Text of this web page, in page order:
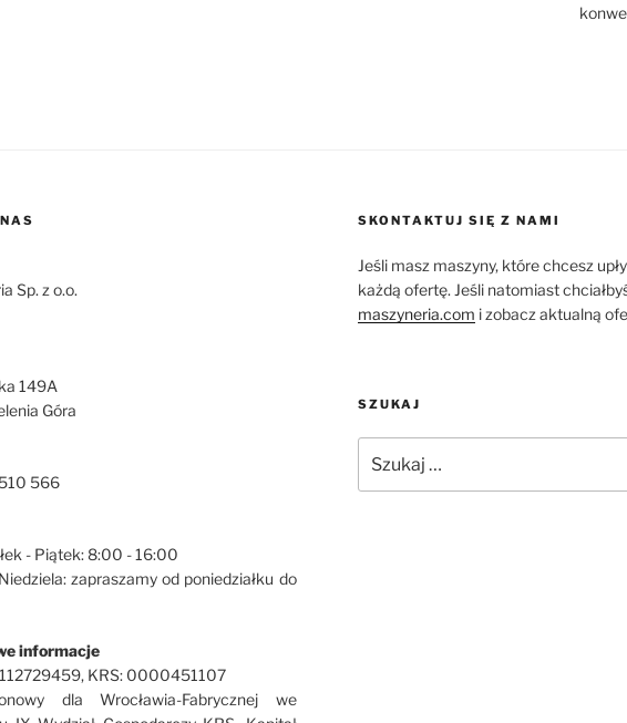
Sp. z o.o.
149A
Góra
566
- Piątek: 8:00 - 16:00
zapraszamy od poniedziałku do
informacje
KRS: 0000451107
dla Wrocławia-Fabrycznej we
SKONTAKTUJ SIĘ Z NAMI
Jeśli masz maszyny, które chcesz
każdą ofertę. Jeśli natomiast
maszyneria.com i zobacz aktualną
SZUKAJ